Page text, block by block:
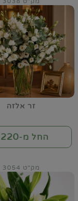
זר אלזה
החל מ-₪220
מק"ט 3054